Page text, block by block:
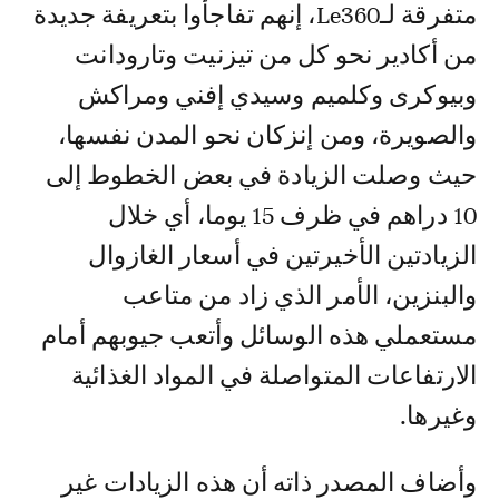
متفرقة لـLe360، إنهم تفاجأوا بتعريفة جديدة
من أكادير نحو كل من تيزنيت وتارودانت
وبيوكرى وكلميم وسيدي إفني ومراكش
والصويرة، ومن إنزكان نحو المدن نفسها،
حيث وصلت الزيادة في بعض الخطوط إلى
10 دراهم في ظرف 15 يوما، أي خلال
الزيادتين الأخيرتين في أسعار الغازوال
والبنزين، الأمر الذي زاد من متاعب
مستعملي هذه الوسائل وأتعب جيوبهم أمام
الارتفاعات المتواصلة في المواد الغذائية
وغيرها.
وأضاف المصدر ذاته أن هذه الزيادات غير